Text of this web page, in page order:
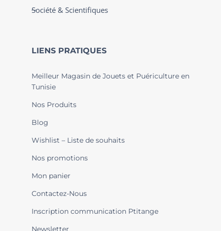
Société & Scientifiques
LIENS PRATIQUES
Meilleur Magasin de Jouets et Puériculture en
Tunisie
Nos Produits
Blog
Wishlist – Liste de souhaits
Nos promotions
Mon panier
Contactez-Nous
Inscription communication Ptitange
Newsletter